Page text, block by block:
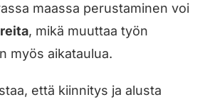
maassa perustaminen voi
, mikä muuttaa työn
myös aikataulua.
että kiinnitys ja alusta